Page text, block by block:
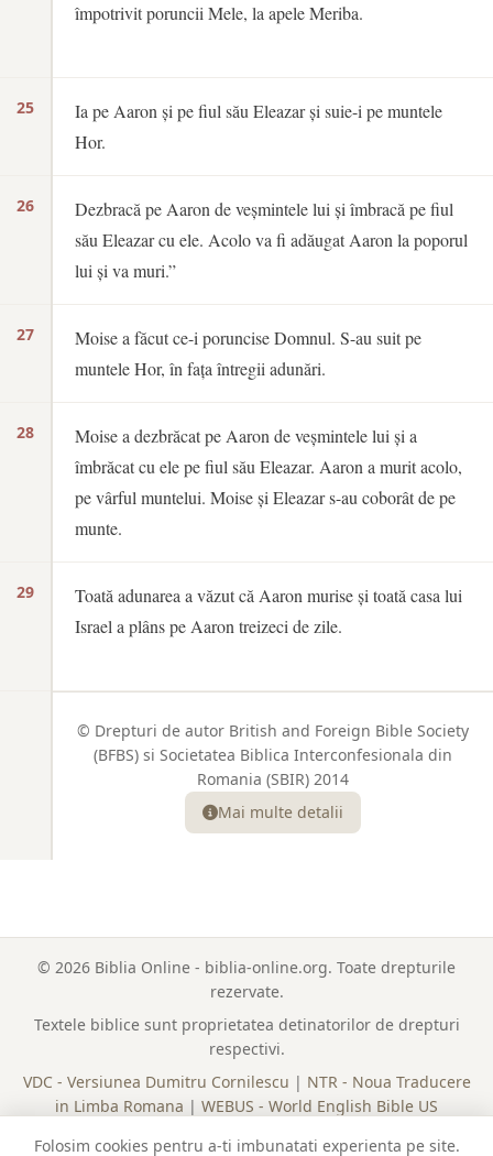
25
26
27
28
29
împotrivit poruncii Mele, la apele Meriba.
Ia pe Aaron și pe fiul său Eleazar și suie-i pe muntele
Hor.
Dezbracă pe Aaron de veșmintele lui și îmbracă pe fiul
său Eleazar cu ele. Acolo va fi adăugat Aaron la poporul
lui și va muri.”
Moise a făcut ce-i poruncise Domnul. S-au suit pe
muntele Hor, în fața întregii adunări.
Moise a dezbrăcat pe Aaron de veșmintele lui și a
îmbrăcat cu ele pe fiul său Eleazar. Aaron a murit acolo,
pe vârful muntelui. Moise și Eleazar s-au coborât de pe
munte.
Toată adunarea a văzut că Aaron murise și toată casa lui
Israel a plâns pe Aaron treizeci de zile.
© Drepturi de autor British and Foreign Bible Society
(BFBS) si Societatea Biblica Interconfesionala din
Romania (SBIR) 2014
Mai multe detalii
© 2026 Biblia Online - biblia-online.org. Toate drepturile
rezervate.
Textele biblice sunt proprietatea detinatorilor de drepturi
respectivi.
VDC - Versiunea Dumitru Cornilescu | NTR - Noua Traducere
in Limba Romana | WEBUS - World English Bible US
Lista Completa a Cartilor| Plan de Citire|Politica Cookies
Folosim cookies pentru a-ti imbunatati experienta pe site.